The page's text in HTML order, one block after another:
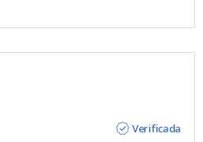
Verificada